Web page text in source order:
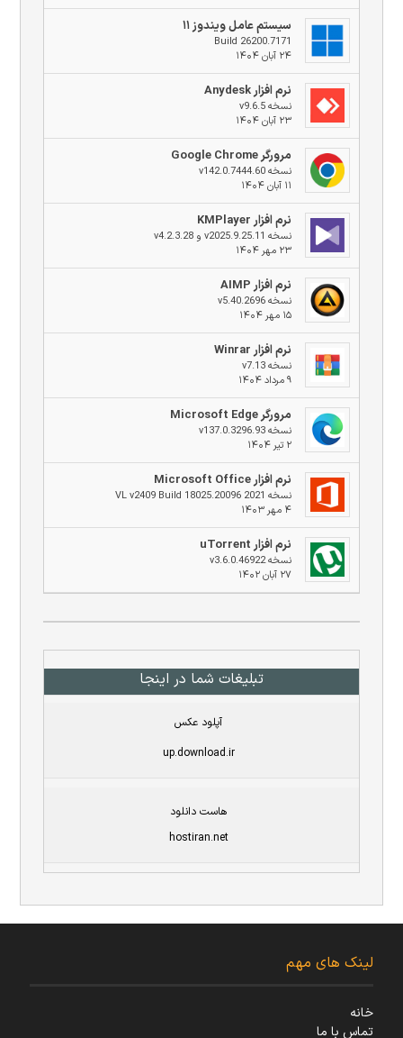
سیستم عامل ویندوز ۱۱
Build 26200.7171
۲۴ آبان ۱۴۰۴
نرم افزار Anydesk
نسخه v9.6.5
۲۳ آبان ۱۴۰۴
مرورگر Google Chrome
نسخه v142.0.7444.60
۱۱ آبان ۱۴۰۴
نرم افزار KMPlayer
نسخه v2025.9.25.11 و v4.2.3.28
۲۳ مهر ۱۴۰۴
نرم افزار AIMP
نسخه v5.40.2696
۱۵ مهر ۱۴۰۴
نرم افزار Winrar
نسخه v7.13
۹ مرداد ۱۴۰۴
مرورگر Microsoft Edge
نسخه v137.0.3296.93
۲ تیر ۱۴۰۴
نرم افزار Microsoft Office
نسخه 2021 VL v2409 Build 18025.20096
۴ مهر ۱۴۰۳
نرم افزار uTorrent
نسخه v3.6.0.46922
۲۷ آبان ۱۴۰۲
تبلیغات شما در اینجا
آپلود عکس
up.download.ir
هاست دانلود
hostiran.net
لینک های مهم
خانه
تماس با ما